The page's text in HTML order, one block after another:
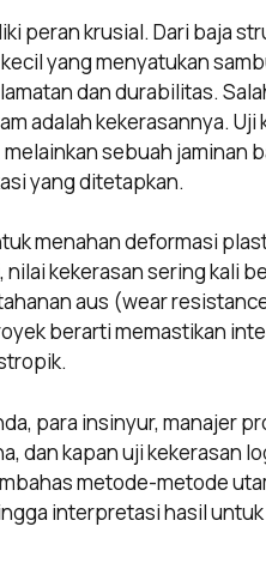
peran krusial. Dari baja
yang menyatukan
dan durabilitas.
adalah kekerasannya. Uji
sebuah jaminan
yang ditetapkan.
menahan deformasi
kekerasan sering kali
aus (wear
berarti memastikan
para insinyur, manajer
dan kapan uji kekerasan
metode-metode
interpretasi hasil